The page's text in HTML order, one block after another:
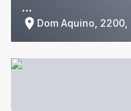
...
Dom Aquino,